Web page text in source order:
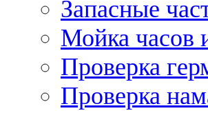
Запасные
Мойка часов
Проверка
Проверка